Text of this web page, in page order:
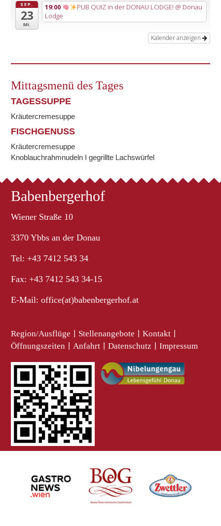
SEP.
23
Mi.
19:00 PUB QUIZ in der DONAU LODGE! @ Donau
Lodge
Kalender anzeigen
Mittagsmenü des Tages
TAGESSUPPE
Kräutercremesuppe
FISCHGENUSS
Kräutercremesuppe
Knoblauchrahmnudeln I gegrillte Lachswürfel
Babenbergerhof
Wiener Straße 10
3370 Ybbs an der Donau
Tel: +43 7412 543 34
Fax: +43 7412 543 34-15
E-Mail:office(at)babenbergerhof.at
Region/Ausflüge Stellenangebote Kontakt
Öffnungszeiten Anfahrt Datenschutz Impressum